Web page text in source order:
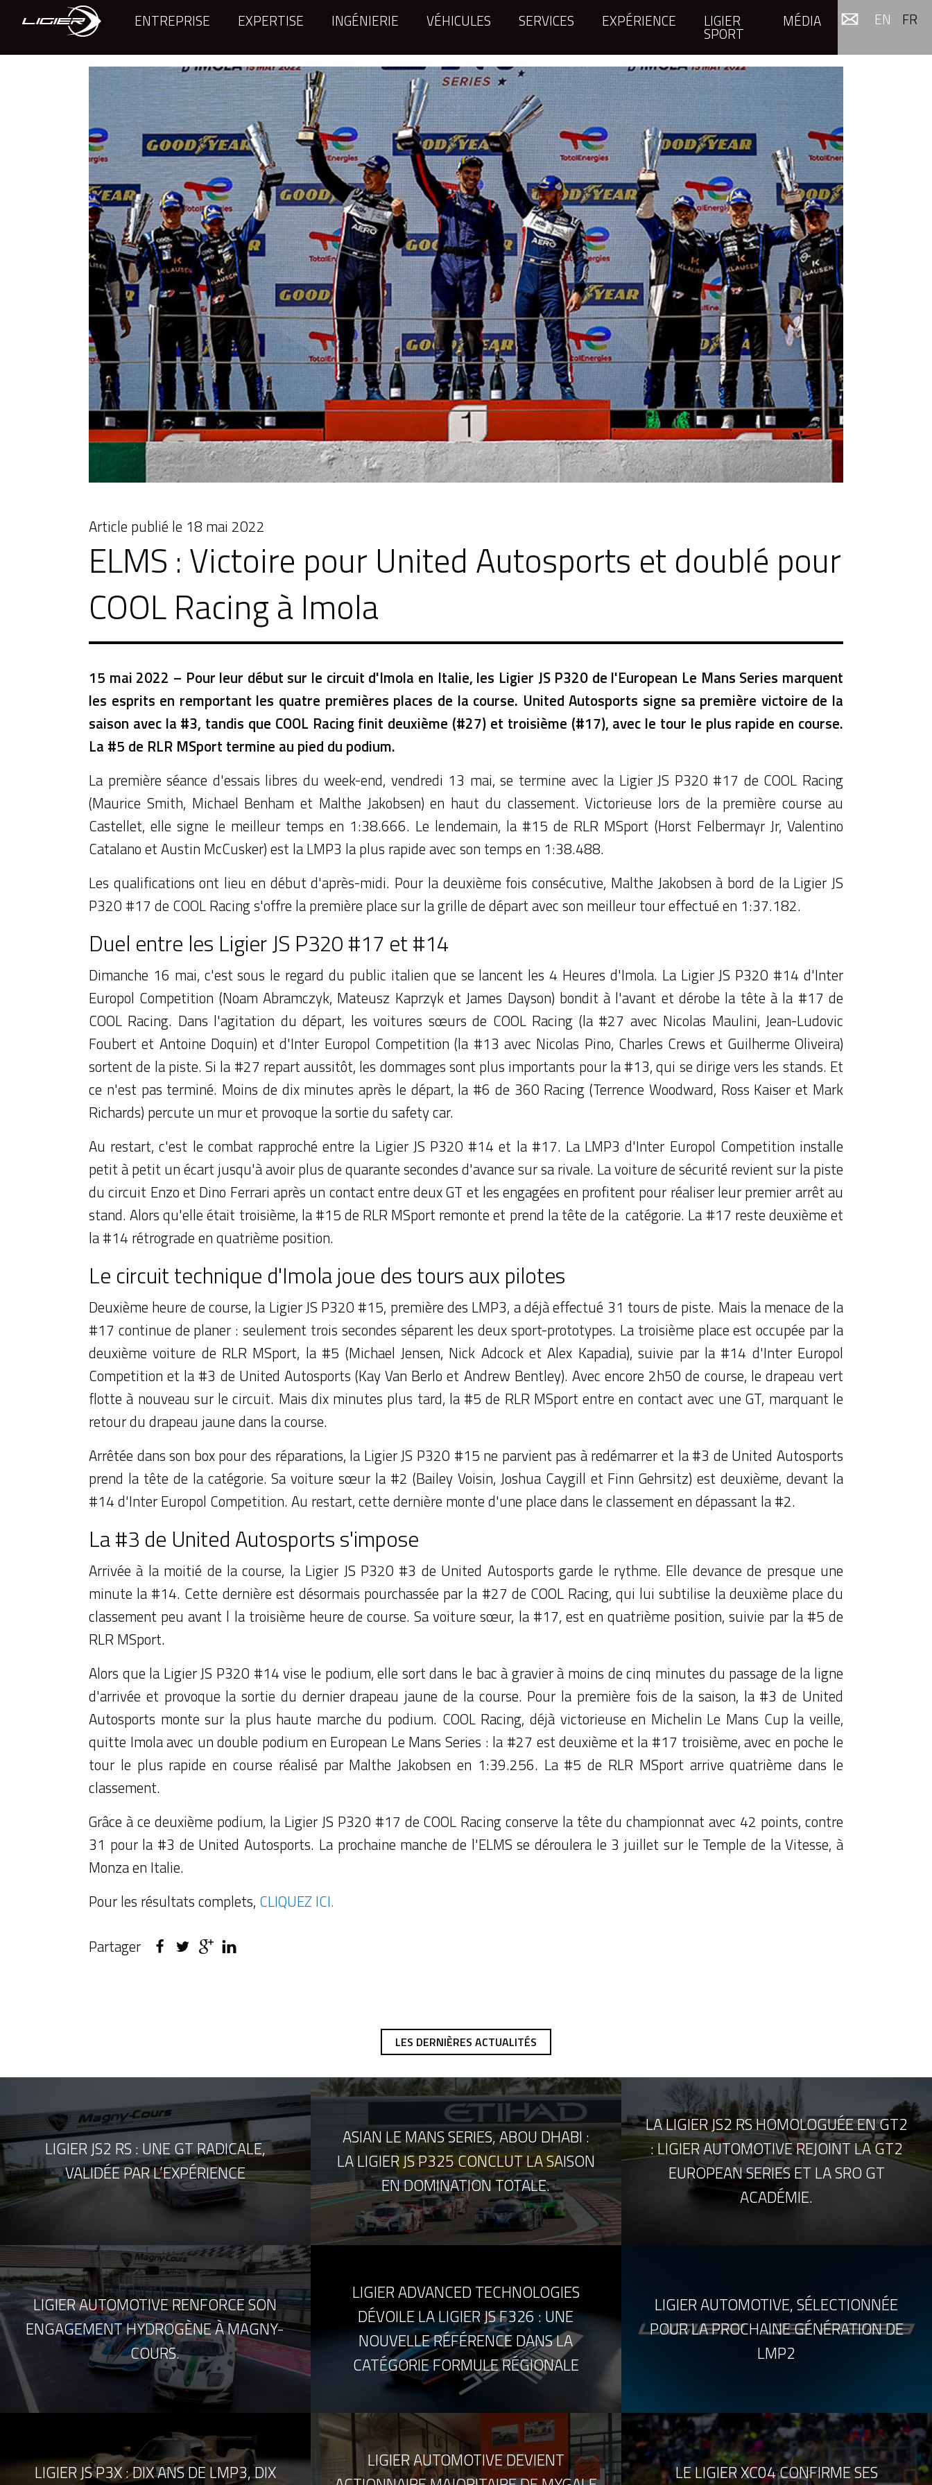
ENTREPRISE EXPERTISE INGÉNIERIE VÉHICULES SERVICES EXPÉRIENCE LIGIER
SPORT
MÉDIA EN FR
Article publié le 18 mai 2022
ELMS : Victoire pour United Autosports et doublé pour
COOL Racing à Imola
15 mai 2022 – Pour leur début sur le circuit d'Imola en Italie, les Ligier JS P320 de l'European Le Mans Series marquent
les esprits en remportant les quatre premières places de la course. United Autosports signe sa première victoire de la
saison avec la #3, tandis que COOL Racing finit deuxième (#27) et troisième (#17), avec le tour le plus rapide en course.
La #5 de RLR MSport termine au pied du podium.
La première séance d'essais libres du week-end, vendredi 13 mai, se termine avec la Ligier JS P320 #17 de COOL Racing
(Maurice Smith, Michael Benham et Malthe Jakobsen) en haut du classement. Victorieuse lors de la première course au
Castellet, elle signe le meilleur temps en 1:38.666. Le lendemain, la #15 de RLR MSport (Horst Felbermayr Jr, Valentino
Catalano et Austin McCusker) est la LMP3 la plus rapide avec son temps en 1:38.488.
Les qualifications ont lieu en début d'après-midi. Pour la deuxième fois consécutive, Malthe Jakobsen à bord de la Ligier JS
P320 #17 de COOL Racing s'offre la première place sur la grille de départ avec son meilleur tour effectué en 1:37.182.
Duel entre les Ligier JS P320 #17 et #14
Dimanche 16 mai, c'est sous le regard du public italien que se lancent les 4 Heures d'Imola. La Ligier JS P320 #14 d'Inter
Europol Competition (Noam Abramczyk, Mateusz Kaprzyk et James Dayson) bondit à l'avant et dérobe la tête à la #17 de
COOL Racing. Dans l'agitation du départ, les voitures sœurs de COOL Racing (la #27 avec Nicolas Maulini, Jean-Ludovic
Foubert et Antoine Doquin) et d'Inter Europol Competition (la #13 avec Nicolas Pino, Charles Crews et Guilherme Oliveira)
sortent de la piste. Si la #27 repart aussitôt, les dommages sont plus importants pour la #13, qui se dirige vers les stands. Et
ce n'est pas terminé. Moins de dix minutes après le départ, la #6 de 360 Racing (Terrence Woodward, Ross Kaiser et Mark
Richards) percute un mur et provoque la sortie du safety car.
Au restart, c'est le combat rapproché entre la Ligier JS P320 #14 et la #17. La LMP3 d'Inter Europol Competition installe
petit à petit un écart jusqu'à avoir plus de quarante secondes d'avance sur sa rivale. La voiture de sécurité revient sur la piste
du circuit Enzo et Dino Ferrari après un contact entre deux GT et les engagées en profitent pour réaliser leur premier arrêt au
stand. Alors qu'elle était troisième, la #15 de RLR MSport remonte et prend la tête de la catégorie. La #17 reste deuxième et
la #14 rétrograde en quatrième position.
Le circuit technique d'Imola joue des tours aux pilotes
Deuxième heure de course, la Ligier JS P320 #15, première des LMP3, a déjà effectué 31 tours de piste. Mais la menace de la
#17 continue de planer : seulement trois secondes séparent les deux sport-prototypes. La troisième place est occupée par la
deuxième voiture de RLR MSport, la #5 (Michael Jensen, Nick Adcock et Alex Kapadia), suivie par la #14 d'Inter Europol
Competition et la #3 de United Autosports (Kay Van Berlo et Andrew Bentley). Avec encore 2h50 de course, le drapeau vert
flotte à nouveau sur le circuit. Mais dix minutes plus tard, la #5 de RLR MSport entre en contact avec une GT, marquant le
retour du drapeau jaune dans la course.
Arrêtée dans son box pour des réparations, la Ligier JS P320 #15 ne parvient pas à redémarrer et la #3 de United Autosports
prend la tête de la catégorie. Sa voiture sœur la #2 (Bailey Voisin, Joshua Caygill et Finn Gehrsitz) est deuxième, devant la
#14 d'Inter Europol Competition. Au restart, cette dernière monte d'une place dans le classement en dépassant la #2.
La #3 de United Autosports s'impose
Arrivée à la moitié de la course, la Ligier JS P320 #3 de United Autosports garde le rythme. Elle devance de presque une
minute la #14. Cette dernière est désormais pourchassée par la #27 de COOL Racing, qui lui subtilise la deuxième place du
classement peu avant l la troisième heure de course. Sa voiture sœur, la #17, est en quatrième position, suivie par la #5 de
RLR MSport.
Alors que la Ligier JS P320 #14 vise le podium, elle sort dans le bac à gravier à moins de cinq minutes du passage de la ligne
d'arrivée et provoque la sortie du dernier drapeau jaune de la course. Pour la première fois de la saison, la #3 de United
Autosports monte sur la plus haute marche du podium. COOL Racing, déjà victorieuse en Michelin Le Mans Cup la veille,
quitte Imola avec un double podium en European Le Mans Series : la #27 est deuxième et la #17 troisième, avec en poche le
tour le plus rapide en course réalisé par Malthe Jakobsen en 1:39.256. La #5 de RLR MSport arrive quatrième dans le
classement.
Grâce à ce deuxième podium, la Ligier JS P320 #17 de COOL Racing conserve la tête du championnat avec 42 points, contre
31 pour la #3 de United Autosports. La prochaine manche de l'ELMS se déroulera le 3 juillet sur le Temple de la Vitesse, à
Monza en Italie.
Pour les résultats complets, CLIQUEZ ICI.
Partager
LES DERNIÈRES ACTUALITÉS
LIGIER JS2 RS : UNE GT RADICALE,
VALIDÉE PAR L’EXPÉRIENCE
ASIAN LE MANS SERIES, ABOU DHABI :
LA LIGIER JS P325 CONCLUT LA SAISON
EN DOMINATION TOTALE.
LA LIGIER JS2 RS HOMOLOGUÉE EN GT2
: LIGIER AUTOMOTIVE REJOINT LA GT2
EUROPEAN SERIES ET LA SRO GT
ACADÉMIE.
LIGIER AUTOMOTIVE RENFORCE SON
ENGAGEMENT HYDROGÈNE À MAGNY-
COURS.
LIGIER ADVANCED TECHNOLOGIES
DÉVOILE LA LIGIER JS F326 : UNE
NOUVELLE RÉFÉRENCE DANS LA
CATÉGORIE FORMULE RÉGIONALE
LIGIER AUTOMOTIVE, SÉLECTIONNÉE
POUR LA PROCHAINE GÉNÉRATION DE
LMP2
LIGIER JS P3X : DIX ANS DE LMP3, DIX
LIGIER AUTOMOTIVE DEVIENT
LE LIGIER XC04 CONFIRME SES